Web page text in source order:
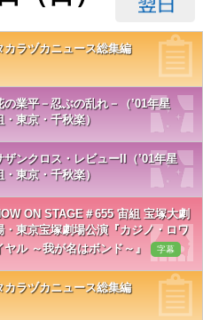
カラヅカニュース総集編
の業平－忍ぶの乱れ－（’01年星
・東京・千秋楽）
ザンクロス・レビューII（’01年星
・東京・千秋楽）
ON STAGE＃655 宙組 宝塚大劇
・東京宝塚劇場公演『カジノ・ロワ
ヤル ～我が名はボンド～』
字幕
カラヅカニュース総集編